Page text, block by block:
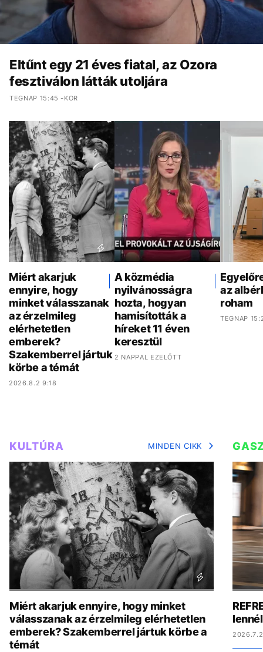
Eltűnt egy 21 éves fiatal, az Ozora
fesztiválon látták utoljára
TEGNAP 15:45 -KOR
Miért akarjuk
ennyire, hogy
minket válasszanak
az érzelmileg
elérhetetlen
emberek?
Szakemberrel jártuk
körbe a témát
2026.8.2 9:18
A közmédia
nyilvánosságra
hozta, hogyan
hamisították a
híreket 11 éven
keresztül
2 NAPPAL EZELŐTT
az
roham
TEGNAP
KULTÚRA MINDEN CIKK
Miért akarjuk ennyire, hogy minket
válasszanak az érzelmileg elérhetetlen
emberek? Szakemberrel jártuk körbe a
témát